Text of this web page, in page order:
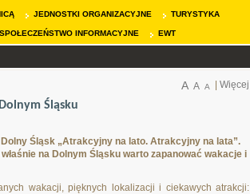
JEDNOSTKI ORGANIZACYJNE TURYSTYKA
SPOŁECZEŃSTWO INFORMACYJNE EWT
Więcej
A A A
Śląsku
Śląsk „Atrakcyjny na lato. Atrakcyjny na lata”.
na Dolnym Śląsku warto zapanować wakacje i
wakacji, pięknych lokalizacji i ciekawych atrakcji: